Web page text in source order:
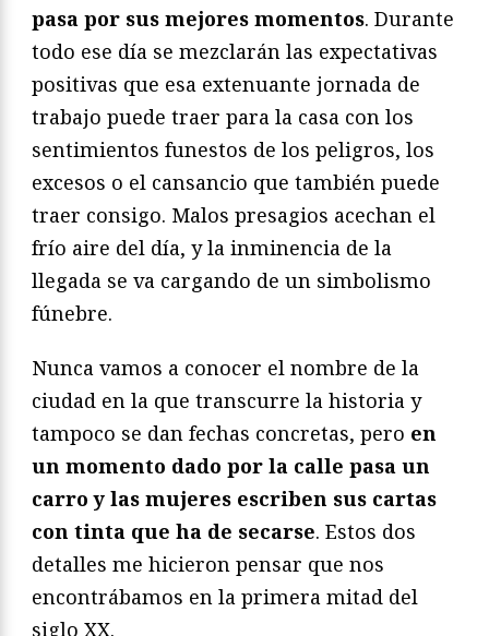
pasa por sus mejores momentos. Durante
todo ese día se mezclarán las expectativas
positivas que esa extenuante jornada de
trabajo puede traer para la casa con los
sentimientos funestos de los peligros, los
excesos o el cansancio que también puede
traer consigo. Malos presagios acechan el
frío aire del día, y la inminencia de la
llegada se va cargando de un simbolismo
fúnebre.
Nunca vamos a conocer el nombre de la
ciudad en la que transcurre la historia y
tampoco se dan fechas concretas, pero en
un momento dado por la calle pasa un
carro y las mujeres escriben sus cartas
con tinta que ha de secarse. Estos dos
detalles me hicieron pensar que nos
encontrábamos en la primera mitad del
siglo XX.